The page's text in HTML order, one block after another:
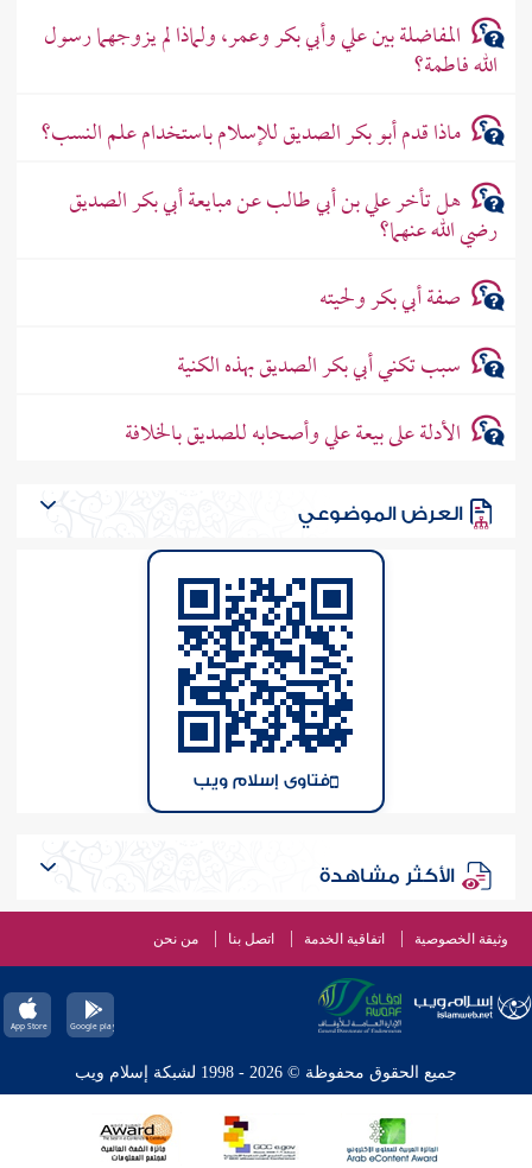
المفاضلة بين علي وأبي بكر وعمر، ولماذا لم يزوجهما رسول
الله فاطمة؟
ماذا قدم أبو بكر الصديق للإسلام باستخدام علم النسب؟
هل تأخر علي بن أبي طالب عن مبايعة أبي بكر الصديق
رضي الله عنهما؟
صفة أبي بكر ولحيته
سبب تكني أبي بكر الصديق بهذه الكنية
الأدلة على بيعة علي وأصحابه للصديق بالخلافة
العرض الموضوعي
فتاوى إسلام ويب
الأكثر مشاهدة
وثيقة الخصوصية اتفاقية الخدمة اتصل بنا من نحن
جميع الحقوق محفوظة © 2026 - 1998 لشبكة إسلام ويب